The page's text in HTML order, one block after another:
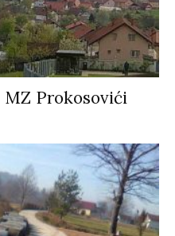
Prokosovići